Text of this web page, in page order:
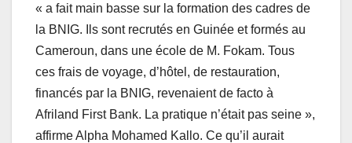
« a fait main basse sur la formation des cadres de
la BNIG. Ils sont recrutés en Guinée et formés au
Cameroun, dans une école de M. Fokam. Tous
ces frais de voyage, d’hôtel, de restauration,
financés par la BNIG, revenaient de facto à
Afriland First Bank. La pratique n’était pas seine »,
affirme Alpha Mohamed Kallo. Ce qu’il aurait